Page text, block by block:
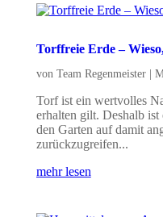
Torffreie Erde –
von Team Regenmeister|
Torf ist ein wertvolles
erhalten gilt. Deshalb
den Garten auf damit
zurückzugreifen...
mehr lesen